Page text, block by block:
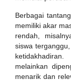
Berbagai
memiliki akar
rendah,
siswa
melainkan
menarik dan